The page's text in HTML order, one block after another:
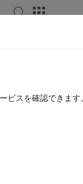
Coder Support
ビスを確認できま